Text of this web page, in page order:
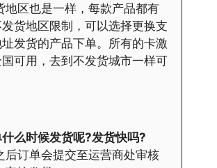
地区也是一样，每款产品都有
货地区限制，可以选择更换支
发货的产品下单。所有的卡激
可用，去到不发货城市一样可
什么时候发货呢?发货快吗?
后订单会提交至运营商处审核